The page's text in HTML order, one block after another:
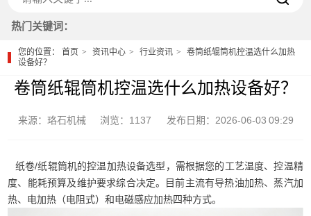
热门关键词：
您的位置：首页 资讯中心 行业资讯
卷筒纸辊筒机控温选什么加热
设备好？
卷筒纸辊筒机控温选什么加热设备好？
来源：珞石机械 浏览：1137 发布日期：2026-06-03 09:29
纸卷/纸辊筒机的控温加热设备选型，需根据您的工艺温度、控温精
度、能耗预算及维护要求综合决定。目前主流有导热油加热、蒸汽加
热、电加热（电阻式）和电磁感应加热四种方式。